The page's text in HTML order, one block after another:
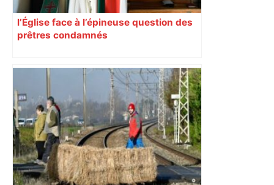
l’Église face à l’épineuse question des
prêtres condamnés